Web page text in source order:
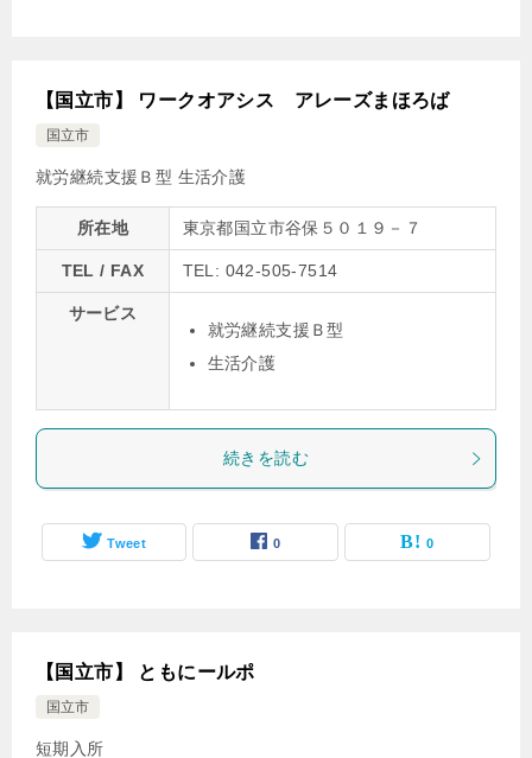
【国立市】 ワークオアシス アレーズまほろば
国立市
就労継続支援Ｂ型 生活介護
所在地 東京都国立市谷保５０１９－７
TEL / FAX TEL: 042-505-7514
サービス
就労継続支援Ｂ型
生活介護
続きを読む
Tweet 0 0
【国立市】 ともにールポ
国立市
短期入所